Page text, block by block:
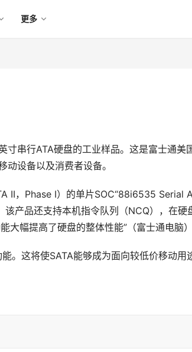
更多
串行ATA硬盘的工业样品。这是富士通美
设备以及消费者设备。
II，Phase I）的单片SOC“88i6535 Serial
产品还支持本机指令队列（NCQ），在硬
大幅提高了硬盘的整体性能”（富士通电脑
。这将使SATA能够成为面向较低价移动用